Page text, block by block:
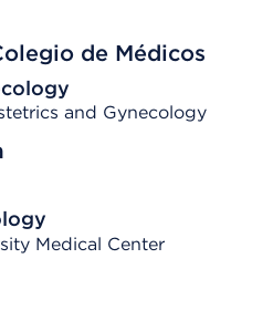
de Médicos
and Gynecology
Medical Center